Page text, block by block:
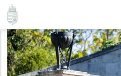
Ugrás
tartalomra